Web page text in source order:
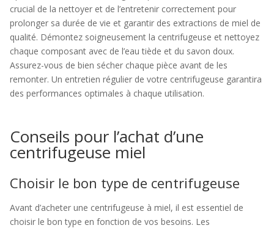
crucial de la nettoyer et de l’entretenir correctement pour
prolonger sa durée de vie et garantir des extractions de miel de
qualité. Démontez soigneusement la centrifugeuse et nettoyez
chaque composant avec de l’eau tiède et du savon doux.
Assurez-vous de bien sécher chaque pièce avant de les
remonter. Un entretien régulier de votre centrifugeuse garantira
des performances optimales à chaque utilisation.
Conseils pour l’achat d’une
centrifugeuse miel
Choisir le bon type de centrifugeuse
Avant d’acheter une centrifugeuse à miel, il est essentiel de
choisir le bon type en fonction de vos besoins. Les